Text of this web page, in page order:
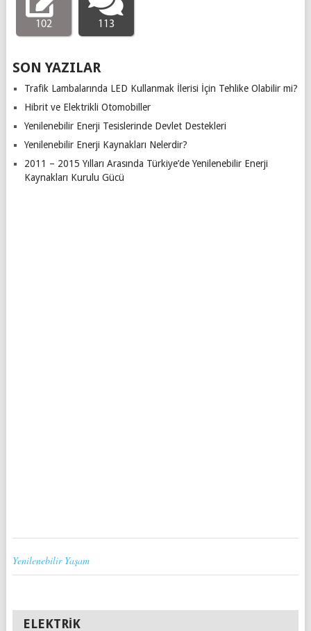
102 113
SON YAZILAR
Trafik Lambalarında LED Kullanmak İlerisi İçin Tehlike Olabilir mi?
Hibrit ve Elektrikli Otomobiller
Yenilenebilir Enerji Tesislerinde Devlet Destekleri
Yenilenebilir Enerji Kaynakları Nelerdir?
2011 – 2015 Yılları Arasında Türkiye’de Yenilenebilir Enerji
Kaynakları Kurulu Gücü
Yenilenebilir Yaşam
ELEKTRIK